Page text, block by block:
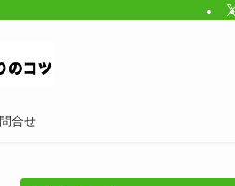
問合せ